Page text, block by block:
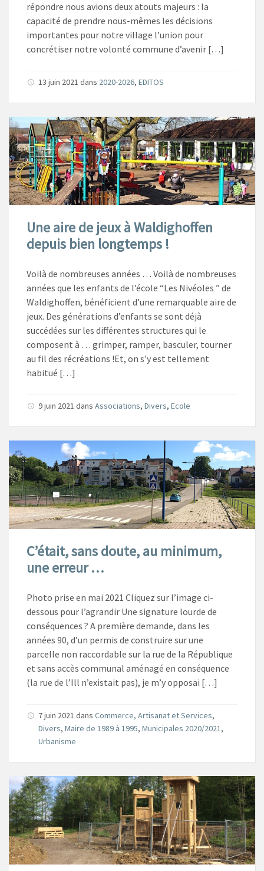
répondre nous avions deux atouts majeurs : la
capacité de prendre nous-mêmes les décisions
importantes pour notre village l’union pour
concrétiser notre volonté commune d’avenir […]
13 juin 2021 dans 2020-2026, EDITOS
Une aire de jeux à Waldighoffen
depuis bien longtemps !
Voilà de nombreuses années … Voilà de nombreuses
années que les enfants de l’école “Les Nivéoles ” de
Waldighoffen, bénéficient d’une remarquable aire de
jeux. Des générations d’enfants se sont déjà
succédées sur les différentes structures qui le
composent à … grimper, ramper, basculer, tourner
au fil des récréations !Et, on s’y est tellement
habitué […]
9 juin 2021 dans Associations, Divers, Ecole
C’était, sans doute, au minimum,
une erreur …
Photo prise en mai 2021 Cliquez sur l’image ci-
dessous pour l’agrandir Une signature lourde de
conséquences ? A première demande, dans les
années 90, d’un permis de construire sur une
parcelle non raccordable sur la rue de la République
et sans accès communal aménagé en conséquence
(la rue de l’Ill n’existait pas), je m’y opposai […]
7 juin 2021 dans Commerce, Artisanat et Services,
Divers, Maire de 1989 à 1995, Municipales 2020/2021,
Urbanisme